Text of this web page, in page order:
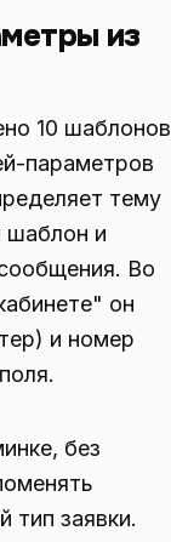
из
10 шаблонов
параметров
тему
шаблон и
Во
он
и номер
без
тип заявки.